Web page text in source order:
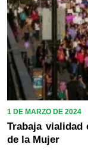
1 DE MARZO DE 2024
Trabaja vialidad
de la Mujer